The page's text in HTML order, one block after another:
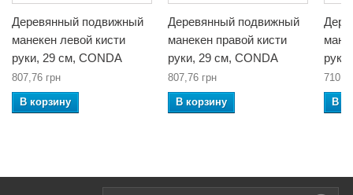
Деревянный подвижный
манекен левой кисти
руки, 29 см, CONDA
807,76 грн
В корзину
Деревянный подвижный
манекен правой кисти
руки, 29 см, CONDA
807,76 грн
В корзину В